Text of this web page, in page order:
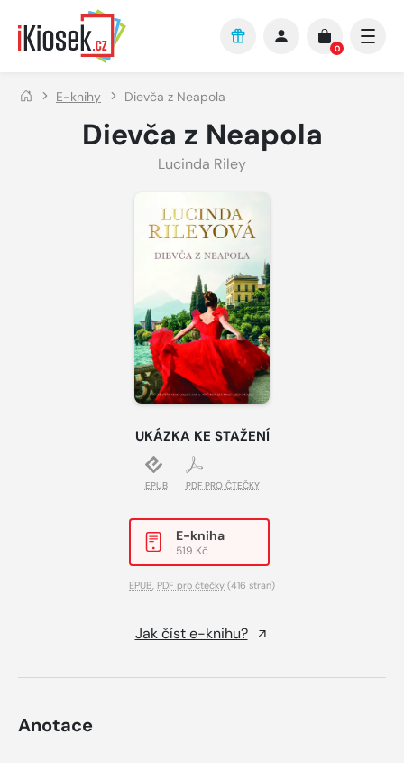
Přejít na hlavní obsah
0
E-knihy Dievča z Neapola
Dievča z Neapola
Lucinda Riley
UKÁZKA KE STAŽENÍ
EPUB PDF PRO ČTEČKY
E-kniha
519 Kč
EPUB PDF pro čtečky (416 stran)
Jak číst e-knihu?
Anotace